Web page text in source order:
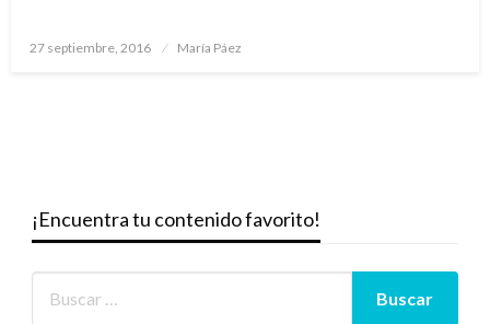
Publicado
27 septiembre, 2016 María Páez
¡Encuentra tu contenido favorito!